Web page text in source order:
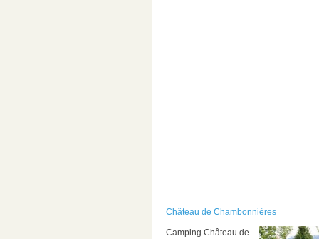
Château de Chambonnières
Camping Château de